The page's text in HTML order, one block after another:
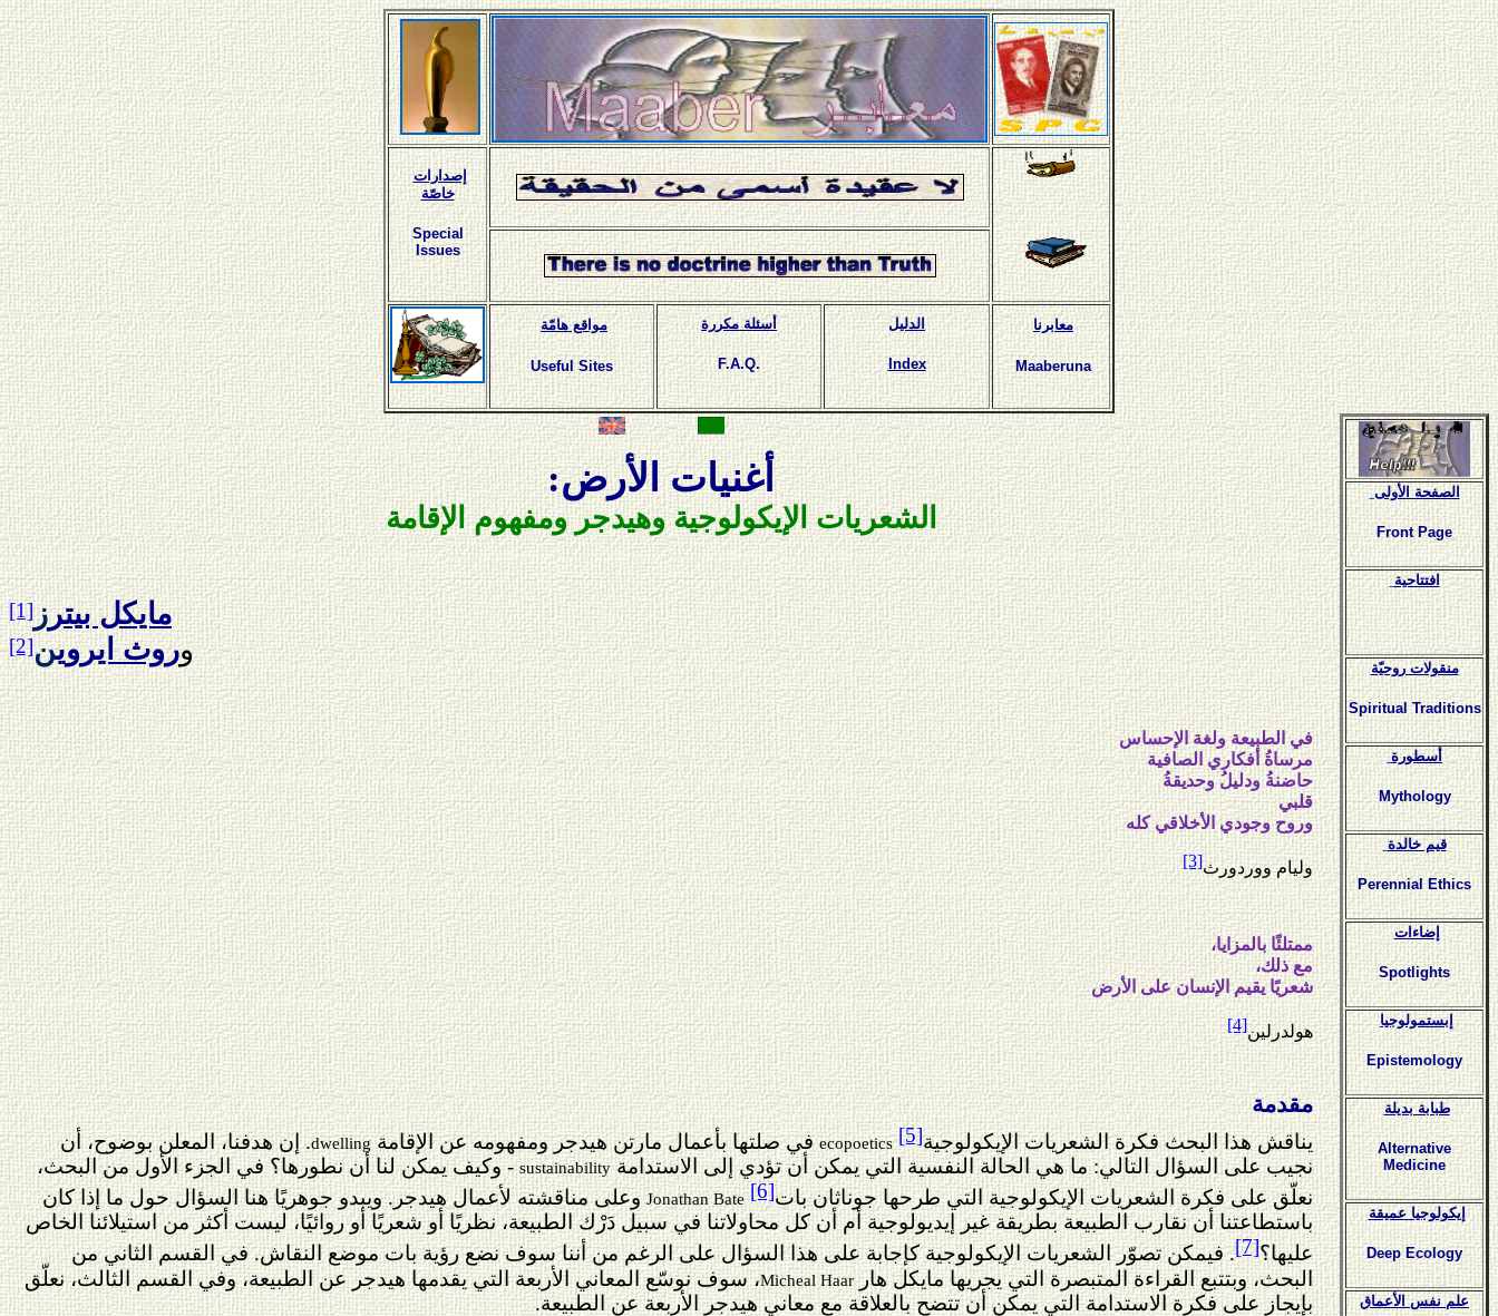
إصدارات
خاصّة
Special
Issues
مواقع هامّة
Useful Sites
أسئلة مكررة
F.A.Q.
الدليل
Index
معابرنا
Maaberuna
أغنيات الأرض:
الشعريات الإيكولوجيةوهيدجر ومفهومالإقامة
مايكل بيترز[1]
وروث ايروين[2]
في الطبيعة ولغة الإحساس
مرساةأفكاري الصافية
حاضنةودليلوحديقة
قلبي
وروح وجودي الأخلاقي كله
وليام ووردورث[3]
ممتلئًا بالمزايا،
مع ذلك،
شعريًا يقيم الإنسان على الأرض
هولدرلين[4]
مقدمة
يناقش هذا البحث فكرة الشعريات الإيكولوجية[5]
ecopoeticsفي صلتها بأعمال مارتن هيدجر ومفهومه عن الإقامةdwelling
. إن هدفنا، المعلن بوضوح، أن
نجيب على السؤال التالي: ما هي الحالة النفسية التي يمكن أن تؤدي إلى الاستدامةsustainability - وكيف يمكن لنا أن نطورها؟ في الجزء الأول من البحث،
نعلّق على فكرة الشعريات الإيكولوجية التي طرحها جوناثان بات[6]
Jonathan Bateوعلى مناقشتهلأعمال هيدجر. ويبدو جوهريًا هنا السؤال حول ما إذا كان
باستطاعتنا أن نقارب الطبيعة بطريقة غير إيديولوجية أم أن كل محاولاتنا في سبيل دَرْك الطبيعة، نظريًا أو شعريًا أو روائيًا، ليست أكثر من استيلائنا الخاص
عليها؟[7]
.فيمكن تصوّر الشعريات الإيكولوجية كإجابة على هذا السؤال على الرغم من أننا سوف نضع رؤية بات موضع النقاش. في القسم الثاني من
البحث، وبتتبع القراءة المتبصرة التي يجريها مايكل هارMicheal Haar،سوف نوسّع المعاني الأربعة التي يقدمها هيدجر عن الطبيعة، وفي القسم الثالث، نعلّق
بإيجاز على فكرة الاستدامة التي يمكن أن تتضح بالعلاقة مع معاني هيدجر الأربعة عن الطبيعة.
الصفحة الأولى
Front Page
افتتاحية
منقولات روحيّة
Spiritual Traditions
أسطورة
Mythology
قيم خالدة
Perennial Ethics
إضاءات
Spotlights
إبستمولوجيا
Epistemology
طبابة بديلة
Alternative
Medicine
إيكولوجيا عميقة
Deep Ecology
علم نفس الأعماق